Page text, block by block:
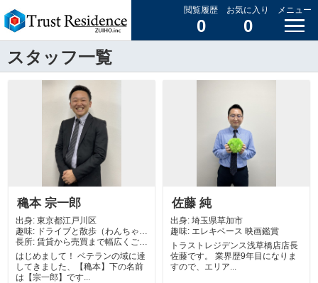
閲覧履歴
0
お気に入り
0
メニュー
スタッフ一覧
穐本 宗一郎
出身: 東京都江戸川区
趣味: ドライブと散歩（わんちゃん
3匹います）
長所: 賃貸から売買まで幅広くご紹
介してます！ ...
はじめまして！ ベテランの域に達
してきました、【穐本】下の名前
は【宗一郎】です...
佐藤 純
出身: 埼玉県草加市
趣味: エレキベース 映画鑑賞
トラストレジデンス浅草橋店店長
佐藤です。 業界歴9年目になりま
すので、エリア...